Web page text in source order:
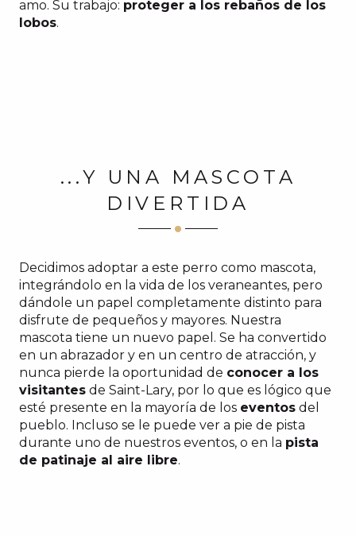
amo. Su trabajo: proteger a los rebaños de los
lobos.
...Y UNA MASCOTA
DIVERTIDA
Decidimos adoptar a este perro como mascota,
integrándolo en la vida de los veraneantes, pero
dándole un papel completamente distinto para
disfrute de pequeños y mayores. Nuestra
mascota tiene un nuevo papel. Se ha convertido
en un abrazador y en un centro de atracción, y
nunca pierde la oportunidad de conocer a los
visitantes de Saint-Lary, por lo que es lógico que
esté presente en la mayoría de los eventos del
pueblo. Incluso se le puede ver a pie de pista
durante uno de nuestros eventos, o en la pista
de patinaje al aire libre.